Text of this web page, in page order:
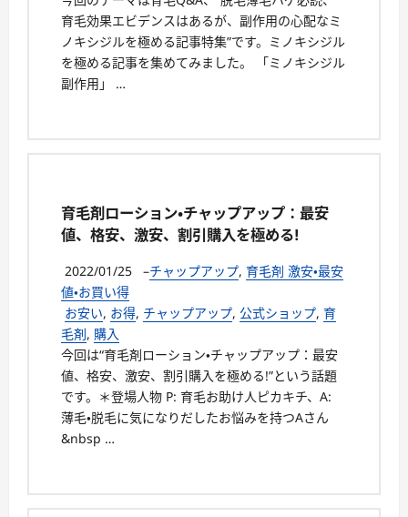
育毛効果エビデンスはあるが、副作用の心配なミ
ノキシジルを極める記事特集”です。ミノキシジル
を極める記事を集めてみました。 「ミノキシジル
副作用」 …
育毛剤ローション・チャップアップ：最安
値、格安、激安、割引購入を極める!
2022/01/25 –チャップアップ, 育毛剤 激安・最安
値・お買い得
お安い, お得, チャップアップ, 公式ショップ, 育
毛剤, 購入
今回は“育毛剤ローション・チャップアップ：最安
値、格安、激安、割引購入を極める!”という話題
です。＊登場人物 P: 育毛お助け人ピカキチ、A:
薄毛・脱毛に気になりだしたお悩みを持つAさん
&nbsp …